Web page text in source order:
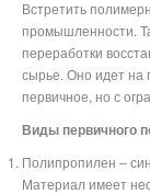
Встретить
промышленности.
переработки
сырье. Оно идет на
первичное, но с
Виды первичного
Полипропилен –
Материал имеет